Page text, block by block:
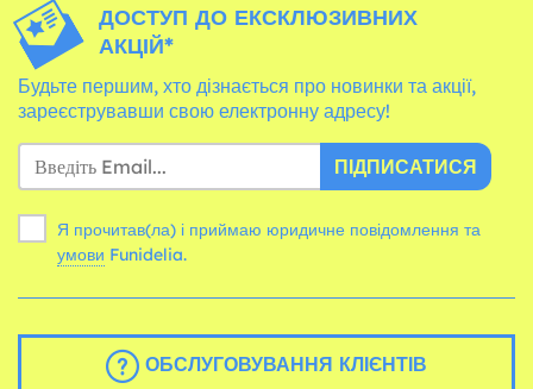
ДОСТУП ДО ЕКСКЛЮЗИВНИХ
АКЦІЙ*
Будьте першим, хто дізнається про новинки та акції,
зареєструвавши свою електронну адресу!
ПІДПИСАТИСЯ
Я прочитав(ла) і приймаю юридичне повідомлення та
умови Funidelia.
ОБСЛУГОВУВАННЯ КЛІЄНТІВ